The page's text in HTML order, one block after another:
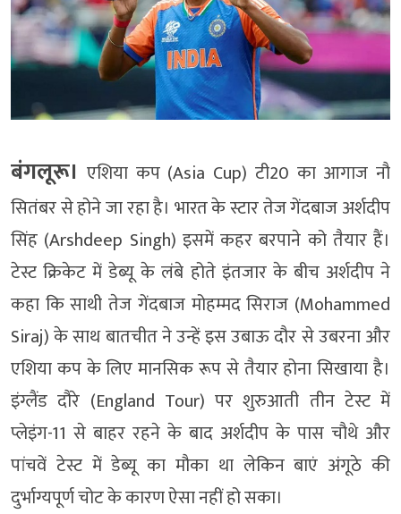
बंगलूरू। एशिया कप (Asia Cup) टी20 का आगाज नौ
सितंबर से होने जा रहा है। भारत के स्टार तेज गेंदबाज अर्शदीप
सिंह (Arshdeep Singh) इसमें कहर बरपाने को तैयार हैं।
टेस्ट क्रिकेट में डेब्यू के लंबे होते इंतजार के बीच अर्शदीप ने
कहा कि साथी तेज गेंदबाज मोहम्मद सिराज (Mohammed
Siraj) के साथ बातचीत ने उन्हें इस उबाऊ दौर से उबरना और
एशिया कप के लिए मानसिक रूप से तैयार होना सिखाया है।
इंग्लैंड दौरे (England Tour) पर शुरुआती तीन टेस्ट में
प्लेइंग-11 से बाहर रहने के बाद अर्शदीप के पास चौथे और
पांचवें टेस्ट में डेब्यू का मौका था लेकिन बाएं अंगूठे की
दुर्भाग्यपूर्ण चोट के कारण ऐसा नहीं हो सका।